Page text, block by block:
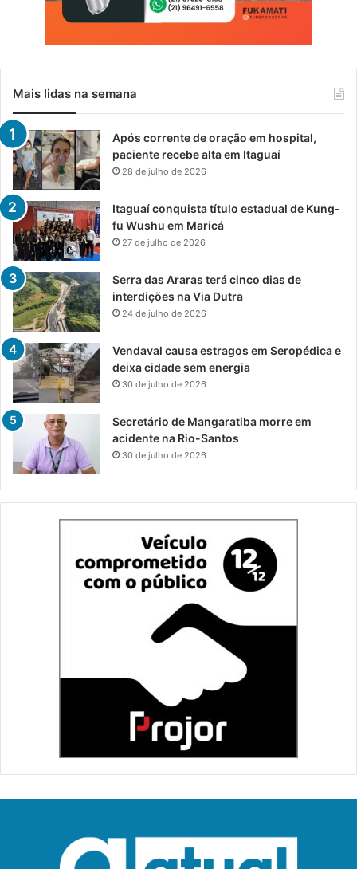
Mais lidas na semana
Após corrente de oração em hospital,
paciente recebe alta em Itaguaí
28 de julho de 2026
Itaguaí conquista título estadual de Kung-
fu Wushu em Maricá
27 de julho de 2026
Serra das Araras terá cinco dias de
interdições na Via Dutra
24 de julho de 2026
Vendaval causa estragos em Seropédica e
deixa cidade sem energia
30 de julho de 2026
Secretário de Mangaratiba morre em
acidente na Rio-Santos
30 de julho de 2026